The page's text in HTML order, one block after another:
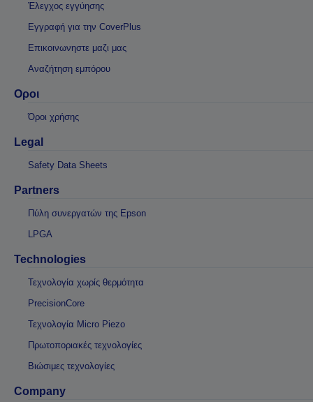
Έλεγχος εγγύησης
Εγγραφή για την CoverPlus
Επικοινωνηστε μαζι μας
Αναζήτηση εμπόρου
Οροι
Όροι χρήσης
Legal
Safety Data Sheets
Partners
Πύλη συνεργατών της Epson
LPGA
Technologies
Τεχνολογία χωρίς θερμότητα
PrecisionCore
Τεχνολογία Micro Piezo
Πρωτοποριακές τεχνολογίες
Βιώσιμες τεχνολογίες
Company